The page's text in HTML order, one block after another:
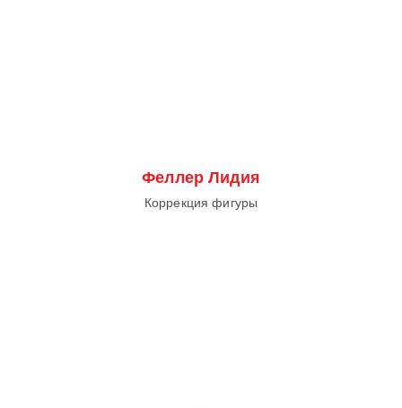
Феллер Лидия
Коррекция фигуры